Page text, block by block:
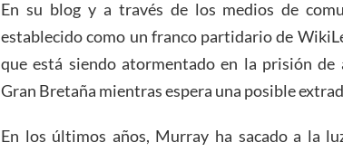
En su blog y a través de los medios de
establecido como un franco partidario de
que está siendo atormentado en la prisión de
Gran Bretaña mientras espera una posible
En los últimos años, Murray ha sacado a la